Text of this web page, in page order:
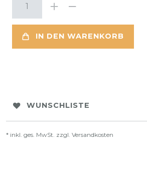
IN DEN WARENKORB
WUNSCHLISTE
* inkl. ges. MwSt. zzgl. Versandkosten